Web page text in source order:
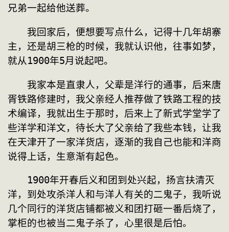
兄弟一起给他送葬。
我回家后，便想要写点什么，记得十几年胡寨
主，还是胡三枪的时候，我就认识他，往事如梦，
就从1900年5月说起吧。
我家本是直隶人，父辈是洋行的通事，后来唐
胥铁路修建时，我父亲经人推荐做了铁路工程的技
术编译，我就出生于那时，后来上了新式学堂学了
些洋学和洋文，待长大了父亲给了我些本钱，让我
在天津开了一家洋货店，逐渐的我自己也能和洋商
说得上话，生意渐有起色。
1900年开春后义和团到处兴起，扬言扶清灭
洋，到处攻杀洋人和与洋人有关的二鬼子，我听说
几个同行的洋货店铺都被义和团打砸一番后烧了，
掌柜的也被当二鬼子杀了，心里很是后怕。